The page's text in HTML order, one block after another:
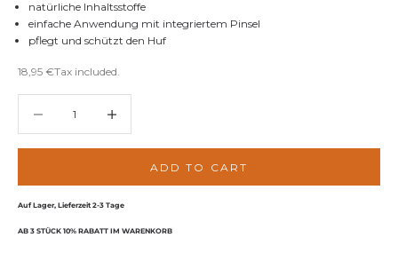
natürliche Inhaltsstoffe
einfache Anwendung mit integriertem Pinsel
pflegt und schützt den Huf
Sale price
18,95 €Tax included.
ADD TO CART
Auf Lager, Lieferzeit 2-3 Tage
AB 3 STÜCK 10% RABATT IM WARENKORB